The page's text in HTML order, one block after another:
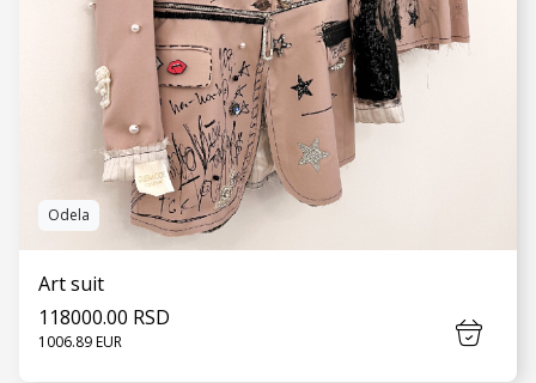
Odela
Art suit
118000.00 RSD
1006.89 EUR